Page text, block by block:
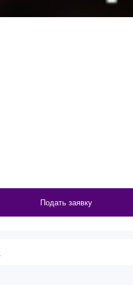
Подать заявку